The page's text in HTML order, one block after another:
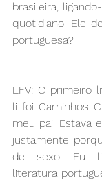
brasileira,
quotidiano. Ele
portuguesa?
LFV: O primeiro
li foi Caminhos
meu pai. Estava
justamente
de sexo. Eu
literatura